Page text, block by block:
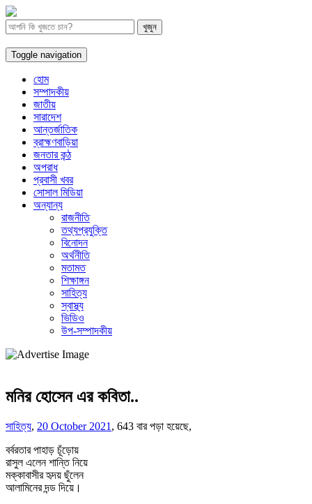
Toggle navigation
হোম
সম্পাদকীয়
জাতীয়
সারাদেশ
আন্তর্জাতিক
ব্রাহ্মণবাড়িয়া
জনতার কন্ঠ
অপরাধ
প্রবাসী খবর
সোসাল মিডিয়া
অন্যান্য
রাজনীতি
তথ্যপ্রযুক্তি
বিনোদন
অর্থনীতি
মতামত
শিক্ষাঙ্গন
সাহিত্য
স্বাস্থ্য
ভিডিও
উপ-সম্পাদকীয়
মনির হোসেন এর কবিতা..
সাহিত্য, 20 October 2021 , 643 বার পড়া হয়েছে,
বর্বরতার পাহাড় চূঁড়োয়
রাসুল এলেন শান্তি নিয়ে
মক্কাবাসীর হৃদয় ছুঁলেন
আলামিনের দন্ড দিয়ে।